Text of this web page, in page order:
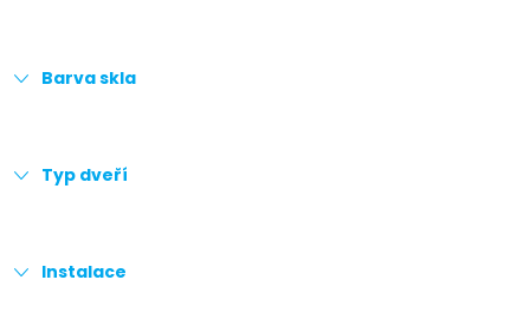
Barva skla
Typ dveří
Instalace